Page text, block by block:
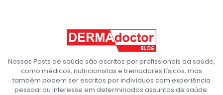
Nossos Posts de saúde são escritos por profissionais da saúde,
como médicos, nutricionistas e treinadores físicos, mas
também podem ser escritos por indivíduos com experiência
pessoal ou interesse em determinados assuntos de saúde.